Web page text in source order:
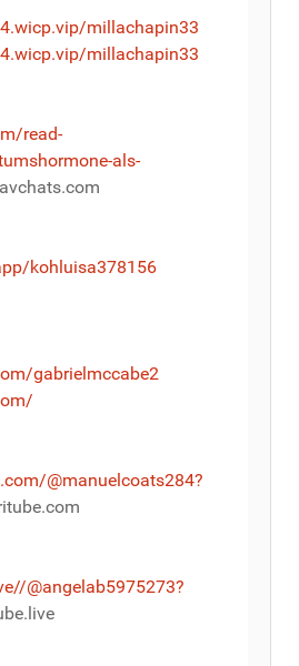
millachapin33
millachapin33
read-
als-
avchats.com
kohluisa378156
gabrielmccabe2
@manuelcoats284?
@angelab5975273?